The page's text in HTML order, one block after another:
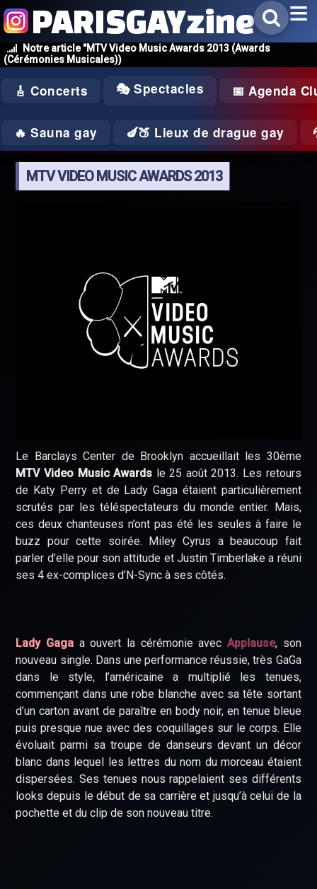
Notre article "MTV Video Music Awards 2013 (Awards
(Cérémonies Musicales))
PARISGAYzine
🎸 Concerts 🎭 Spectacles 📅 Agenda
🔥 Sauna gay 🍆🍑 Lieux de drague gay
MTV VIDEO MUSIC AWARDS 2013
Le Barclays Center de Brooklyn accueillait les 30ème
MTV Video Music Awards le 25 août 2013. Les retours
de Katy Perry et de Lady Gaga étaient particulièrement
scrutés par les téléspectateurs du monde entier. Mais,
ces deux chanteuses n’ont pas été les seules à faire le
buzz pour cette soirée. Miley Cyrus a beaucoup fait
parler d’elle pour son attitude et Justin Timberlake a réuni
ses 4 ex-complices d’N-Sync à ses côtés.
Lady Gaga a ouvert la cérémonie avec Applause, son
nouveau single. Dans une performance réussie, très GaGa
dans le style, l’américaine a multiplié les tenues,
commençant dans une robe blanche avec sa tête sortant
d’un carton avant de paraître en body noir, en tenue bleue
puis presque nue avec des coquillages sur le corps. Elle
évoluait parmi sa troupe de danseurs devant un décor
blanc dans lequel les lettres du nom du morceau étaient
dispersées. Ses tenues nous rappelaient ses différents
looks depuis le début de sa carrière et jusqu’à celui de la
pochette et du clip de son nouveau titre.